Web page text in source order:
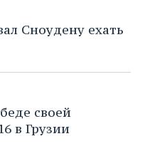
Сноудену ехать
своей
в Грузии